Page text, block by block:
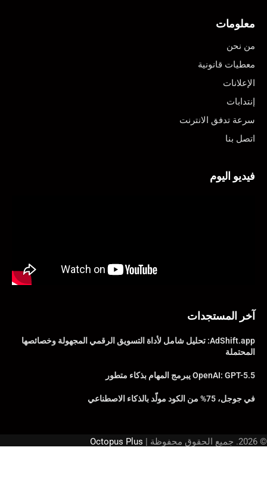
معلومات
من نحن
معطيات قانونية
الإعلانات
إنتدابات
سرعة تدفق الانترنت
اتصل بنا
فيديو اليوم
آخر المستجدات
AdShift.app: تحليل شامل لأداة التسويق الرقمي المجهولة وخصائصها
المحتملة
OpenAI: GPT-5.5 يبرمج المهام بذكاء متطور
في جوجل، 75% من الكود مولّد بالذكاء الاصطناعي
© 2026. جميع الحقوق محفوظة | Octopus Plus